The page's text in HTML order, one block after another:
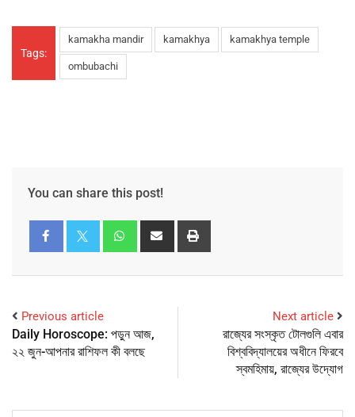
Tags:
kamakha mandir kamakhya kamakhya temple
ombubachi
You can share this post!
Previous article
Daily Horoscope: পড়ুন আজ,
২২ জুন-আপনার রাশিফল কী বলছে
Next article
রাজ্যের সংস্কৃত টোলগুলি এবার
বিশ্ববিদ্যালয়ের অধীনে ফিরবে
স্বমহিমায়, রাজ্যের উদ্যোগ